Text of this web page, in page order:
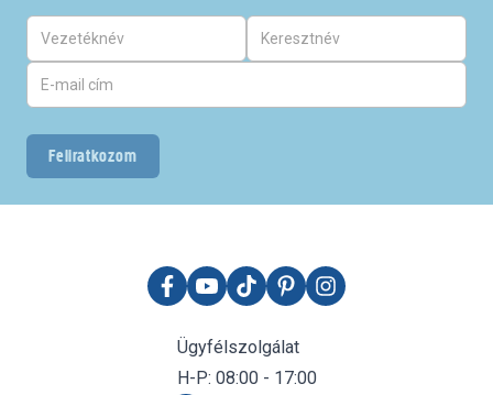
Feliratkozom
Ügyfélszolgálat
H-P: 08:00 - 17:00